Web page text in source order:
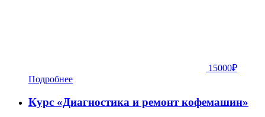
15000₽
Подробнее
Курс «Диагностика и ремонт кофемашин»